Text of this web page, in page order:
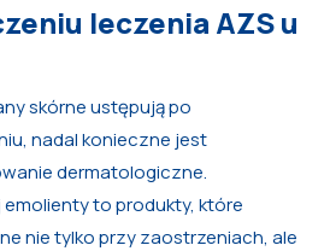
leczenia AZS u
skórne ustępują po
nadal konieczne jest
dermatologiczne.
to produkty, które
nie tylko przy zaostrzeniach, ale